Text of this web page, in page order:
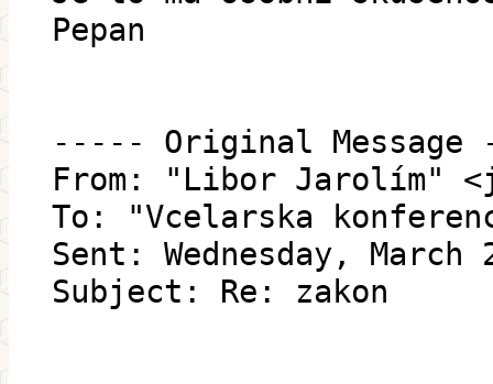
Pepan
----- Original
From: "Libor Jarolím"
To: "Vcelarska
Sent: Wednesday, March
Subject: Re: zakon